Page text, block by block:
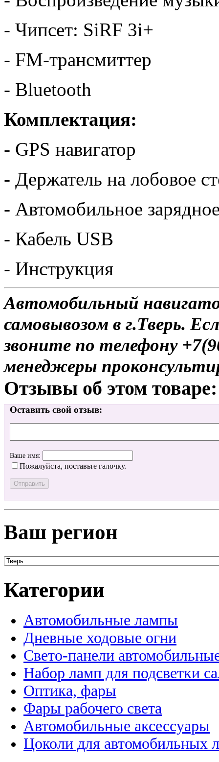
- Чипсет: SiRF 3i+
- FM-трансмиттер
- Bluetooth
Комплектация:
- GPS навигатор
- Держатель на лобовое
- Автомобильное
- Кабель USB
- Инструкция
Автомобильный
самовывозом в г.Тверь.
звоните по телефону
менеджеры
Отзывы об этом товаре:
Оставить свой отзыв:
Ваше имя:
Пожалуйста, поставьте галочку.
Ваш регион
Категории
Автомобильные лампы
Дневные ходовые огни
Свето-панели
Набор ламп для подсветки
Оптика, фары
Фары рабочего света
Автомобильные аксессуары
Цоколи для автомобильных